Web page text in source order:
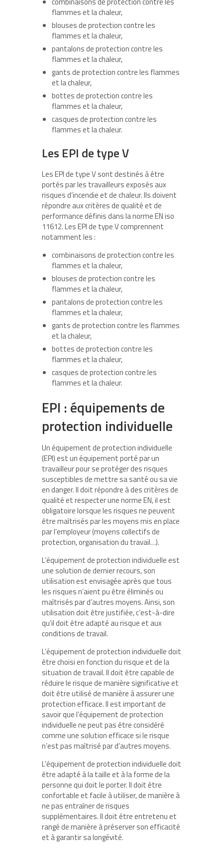
flammes et la chaleur,
blouses de protection contre les
flammes et la chaleur,
pantalons de protection contre les
flammes et la chaleur,
gants de protection contre les flammes
et la chaleur,
bottes de protection contre les
flammes et la chaleur,
casques de protection contre les
flammes et la chaleur.
Les EPI de type V
Les EPI de type V sont destinés à être
portés par les travailleurs exposés aux
risques d’incendie et de chaleur. Ils doivent
répondre aux critères de qualité et de
performance définis dans la norme EN iso
11612. Les EPI de type V comprennent
notamment les :
combinaisons de protection contre les
flammes et la chaleur,
blouses de protection contre les
flammes et la chaleur,
pantalons de protection contre les
flammes et la chaleur,
gants de protection contre les flammes
et la chaleur,
bottes de protection contre les
flammes et la chaleur,
casques de protection contre les
flammes et la chaleur.
EPI : équipements de
protection individuelle
Un équipement de protection individuelle
(EPI) est un équipement porté par un
travailleur pour se protéger des risques
susceptibles de mettre sa santé ou sa vie
en danger. Il doit répondre à des critères de
qualité et respecter une norme EN, il est
obligatoire lorsque les risques ne peuvent
être maîtrisés par les moyens mis en place
par l’employeur (moyens collectifs de
protection, organisation du travail…).
L’équipement de protection individuelle est
une solution de dernier recours, son
utilisation est envisagée après que tous
les risques n’aient pu être éliminés ou
maîtrisés par d’autres moyens. Ainsi, son
utilisation doit être justifiée, c’est-à-dire
qu’il doit être adapté au risque et aux
conditions de travail.
L’équipement de protection individuelle doit
être choisi en fonction du risque et de la
situation de travail. Il doit être capable de
réduire le risque de manière significative et
doit être utilisé de manière à assurer une
protection efficace. Il est important de
savoir que l’équipement de protection
individuelle ne peut pas être considéré
comme une solution efficace si le risque
n’est pas maîtrisé par d’autres moyens.
L’équipement de protection individuelle doit
être adapté à la taille et à la forme de la
personne qui doit le porter. Il doit être
confortable et facile à utiliser, de manière à
ne pas entraîner de risques
supplémentaires. Il doit être entretenu et
rangé de manière à préserver son efficacité
et à garantir sa longévité.